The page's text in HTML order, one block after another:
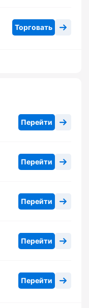
Торговать
Перейти
Перейти
Перейти
Перейти
Перейти